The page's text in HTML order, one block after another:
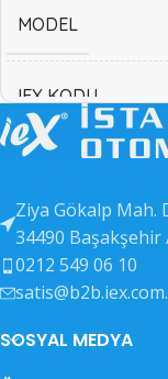
MODEL
IEX KODU
Ziya Gökalp Mah.
34490
0212 549 06 10
SOSYAL MEDYA